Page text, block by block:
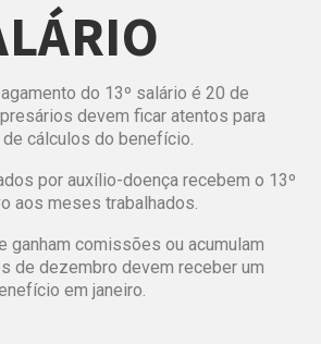
do 13º salário é 20 de
devem ficar atentos para
cálculos do benefício.
por auxílio-doença recebem o 13º
aos meses trabalhados.
ganham comissões ou acumulam
de dezembro devem receber um
em janeiro.